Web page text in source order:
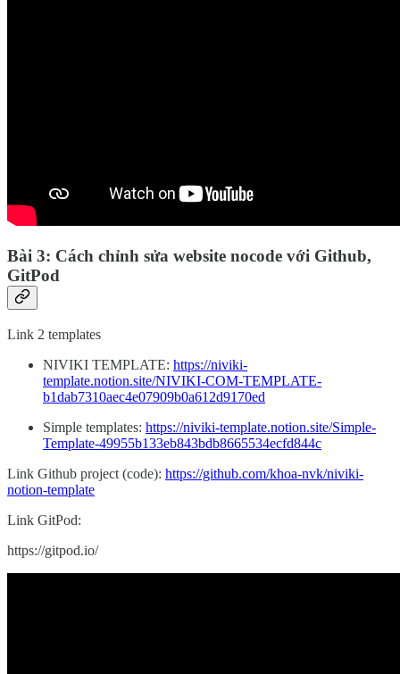
Bài 3: Cách chỉnh sửa website nocode với Github,
GitPod
Link 2 templates
NIVIKI TEMPLATE: https://niviki-
template.notion.site/NIVIKI-COM-TEMPLATE-
b1dab7310aec4e07909b0a612d9170ed
Simple templates: https://niviki-template.notion.site/Simple-
Template-49955b133eb843bdb8665534ecfd844c
Link Github project (code): https://github.com/khoa-nvk/niviki-
notion-template
Link GitPod:
https://gitpod.io/